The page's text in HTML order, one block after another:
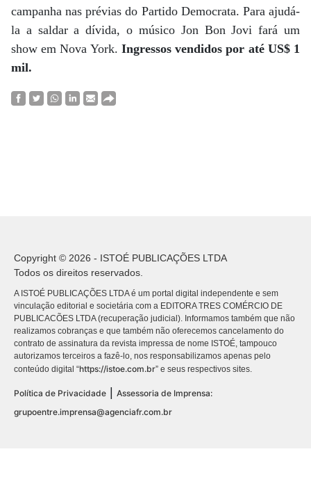
campanha nas prévias do Partido Democrata. Para ajudá-
la a saldar a dívida, o músico Jon Bon Jovi fará um
show em Nova York. Ingressos vendidos por até US$ 1
mil.
Copyright © 2026 - ISTOÉ PUBLICAÇÕES LTDA
Todos os direitos reservados.
A ISTOÉ PUBLICAÇÕES LTDA é um portal digital independente e sem
vinculação editorial e societária com a EDITORA TRES COMÉRCIO DE
PUBLICACÕES LTDA (recuperação judicial). Informamos também que não
realizamos cobranças e que também não oferecemos cancelamento do
contrato de assinatura da revista impressa de nome ISTOÉ, tampouco
autorizamos terceiros a fazê-lo, nos responsabilizamos apenas pelo
conteúdo digital “https://istoe.com.br” e seus respectivos sites.
Política de Privacidade
Assessoria de Imprensa:
grupoentre.imprensa@agenciafr.com.br